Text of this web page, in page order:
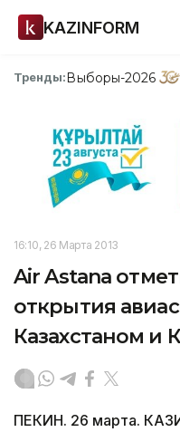
KAZINFORM
Тренды:Выборы-2026
16:10, 26 Марта 2013
Air Astana
открытия
Казахстаном и
ПЕКИН. 26 марта.